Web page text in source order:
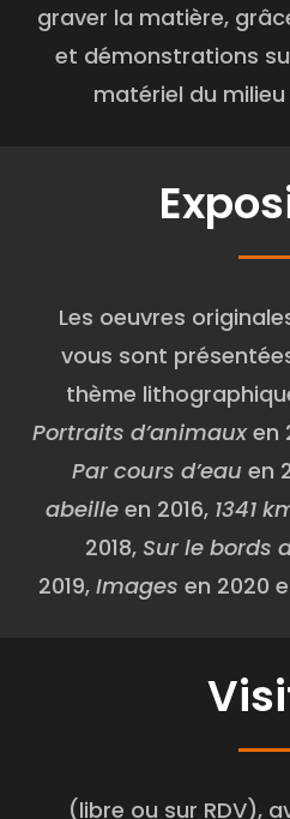
graver la matière,
et démonstrations
matériel du milieu
Les oeuvres
vous sont
thème
Portraits d’animauxen
Par cours d’eau en
abeille en 2016, 1341
2018, Sur le bords
2019, Images en 2020
(libre ou sur RDV),